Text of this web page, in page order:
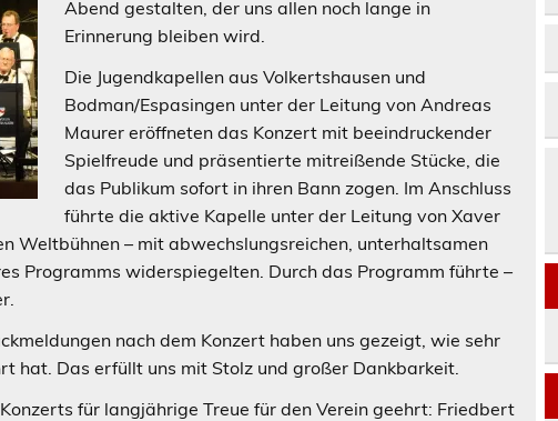
Abend gestalten, der uns allen noch lange in
Erinnerung bleiben wird.
Die Jugendkapellen aus Volkertshausen und
Bodman/Espasingen unter der Leitung von Andreas
Maurer eröffneten das Konzert mit beeindruckender
Spielfreude und präsentierte mitreißende Stücke, die
das Publikum sofort in ihren Bann zogen. Im Anschluss
führte die aktive Kapelle unter der Leitung von Xaver
Weltbühnen – mit abwechslungsreichen, unterhaltsamen
Programms widerspiegelten. Durch das Programm führte –
nach dem Konzert haben uns gezeigt, wie sehr
hat. Das erfüllt uns mit Stolz und großer Dankbarkeit.
für langjährige Treue für den Verein geehrt: Friedbert